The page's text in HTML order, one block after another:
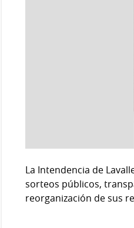
La Intendencia de
sorteos públicos,
reorganización de sus